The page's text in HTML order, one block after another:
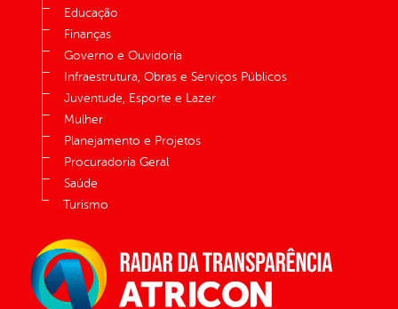
Educação
Finanças
Governo e Ouvidoria
Infraestrutura, Obras e Serviços Públicos
Juventude, Esporte e Lazer
Mulher
Planejamento e Projetos
Procuradoria Geral
Saúde
Turismo